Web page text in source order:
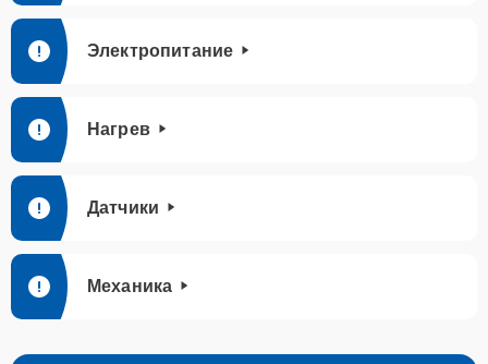
Электропитание
Нагрев
Датчики
Механика